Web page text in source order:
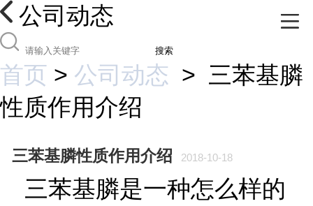
公司动态
搜索
首页 > 公司动态 > 三苯基膦
性质作用介绍
三苯基膦性质作用介绍 2018-10-18
三苯基膦是一种怎么样的